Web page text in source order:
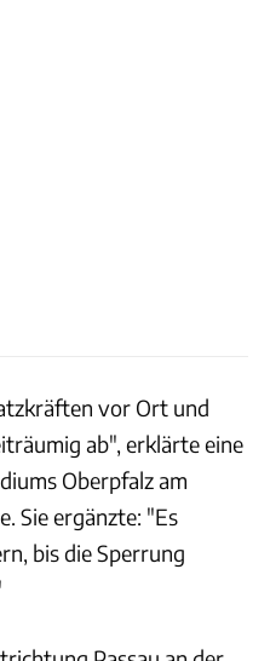
vor Ort und
ab", erklärte eine
Oberpfalz am
Sie ergänzte: "Es
bis die Sperrung